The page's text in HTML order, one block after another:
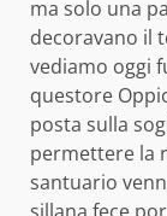
ma solo una
decoravano il
vediamo oggi
questore
posta sulla
permettere la
santuario